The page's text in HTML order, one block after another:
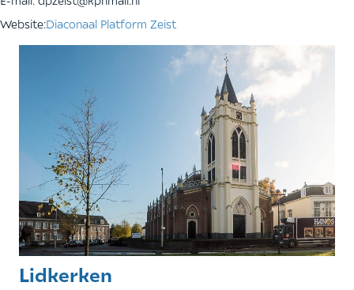
Website:Diaconaal Platform Zeist
Lidkerken